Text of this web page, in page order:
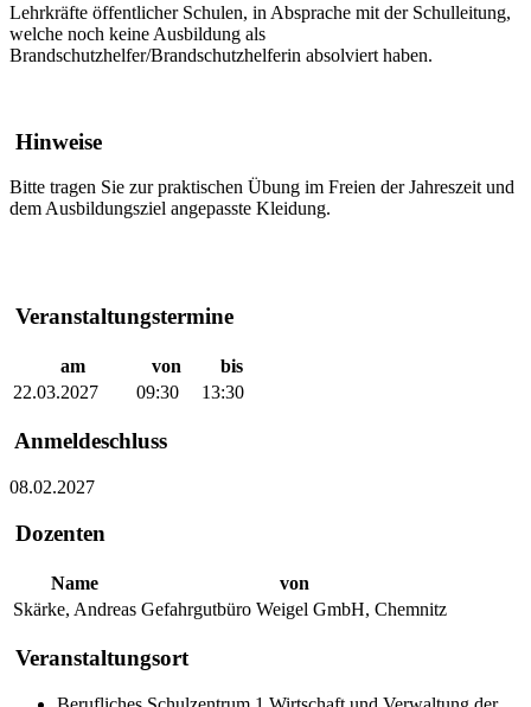
Lehrkräfte öffentlicher Schulen, in Absprache mit der Schulleitung,
welche noch keine Ausbildung als
Brandschutzhelfer/Brandschutzhelferin absolviert haben.
Hinweise
Bitte tragen Sie zur praktischen Übung im Freien der Jahreszeit und
dem Ausbildungsziel angepasste Kleidung.
Veranstaltungstermine
am von
bis
22.03.2027
09:30 13:30
Anmeldeschluss
08.02.2027
Dozenten
Name
von
Skärke, Andreas Gefahrgutbüro Weigel GmbH, Chemnitz
Veranstaltungsort